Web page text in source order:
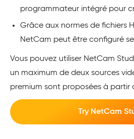
programmateur intégré pour
Grâce aux normes de fichiers
NetCam peut être configuré
Vous pouvez utiliser NetCam
un maximum de deux sources
premium sont proposées à partir
Try NetCam